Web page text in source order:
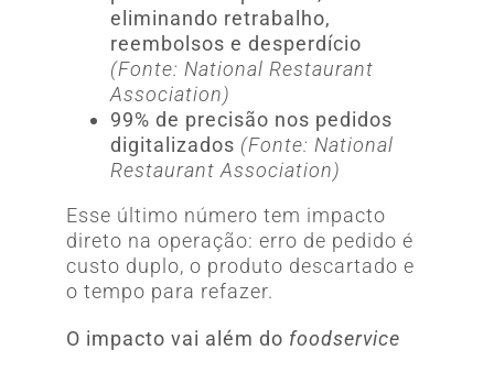
eliminando retrabalho,
reembolsos e desperdício
(Fonte: National Restaurant
Association)
99% de precisão nos pedidos
digitalizados (Fonte: National
Restaurant Association)
Esse último número tem impacto
direto na operação: erro de pedido é
custo duplo, o produto descartado e
o tempo para refazer.
O impacto vai além do foodservice